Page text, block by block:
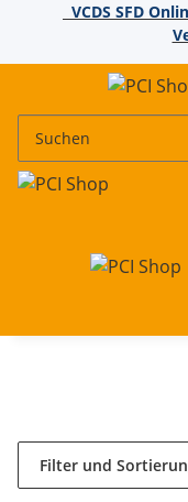
VCDS SFD
Filter und